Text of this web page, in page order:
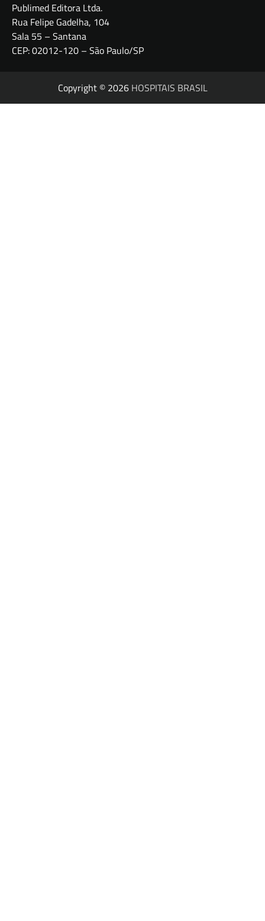
Publimed Editora Ltda.
Rua Felipe Gadelha, 104
Sala 55 – Santana
CEP: 02012-120 – São Paulo/SP
Copyright © 2026 HOSPITAIS BRASIL